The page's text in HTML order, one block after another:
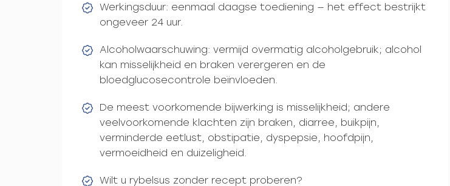
Werkingsduur: eenmaal daagse toediening — het effect bestrijkt
ongeveer 24 uur.
Alcoholwaarschuwing: vermijd overmatig alcoholgebruik; alcohol
kan misselijkheid en braken verergeren en de
bloedglucosecontrole beïnvloeden.
De meest voorkomende bijwerking is misselijkheid; andere
veelvoorkomende klachten zijn braken, diarree, buikpijn,
verminderde eetlust, obstipatie, dyspepsie, hoofdpijn,
vermoeidheid en duizeligheid.
Wilt u rybelsus zonder recept proberen?